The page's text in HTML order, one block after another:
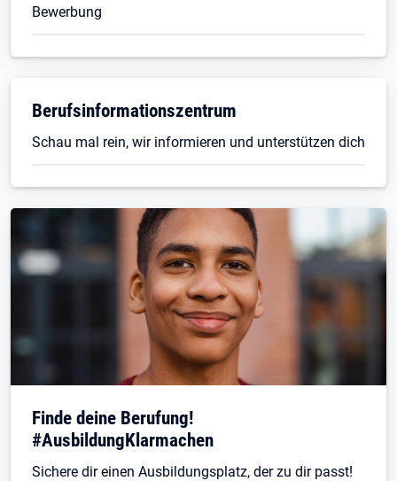
Bewerbung
Berufsinformationszentrum
Schau mal rein, wir informieren und unterstützen dich
Finde deine Berufung!
#AusbildungKlarmachen
Sichere dir einen Ausbildungsplatz, der zu dir passt!